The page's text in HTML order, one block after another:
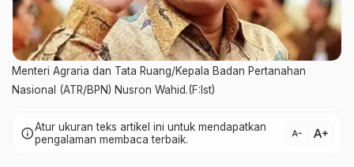
Menteri Agraria dan Tata Ruang/Kepala Badan Pertanahan
Nasional (ATR/BPN) Nusron Wahid.(F:Ist)
infoAtur ukuran teks artikel ini untuk mendapatkan
pengalaman membaca terbaik.
text_decrease text_increase